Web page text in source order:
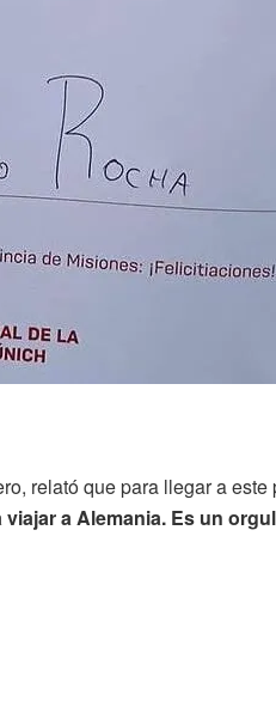
relató que para llegar a
a Alemania. Es un